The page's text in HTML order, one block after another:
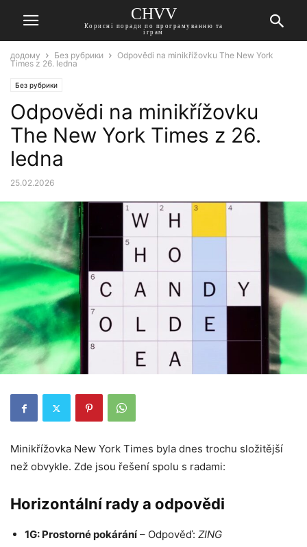
CHVV
Корисні поради по програмуванню та
іграм
додому Без рубрики
Odpovědi na minikřížovku The New York
Times z 26. ledna
Без рубрики
Odpovědi na minikřížovku
The New York Times z 26.
ledna
25.02.2026
Minikřížovka New York Times byla dnes trochu složitější
než obvykle. Zde jsou řešení spolu s radami:
Horizontální rady a odpovědi
1G: Prostorné pokárání– Odpověď: ZING